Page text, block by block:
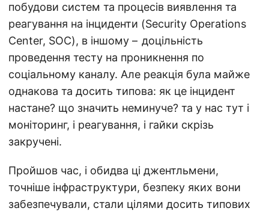
побудови систем та процесів виявлення та
реагування на інциденти (Security Operations
Center, SOC), в іншому – доцільність
проведення тесту на проникнення по
соціальному каналу. Але реакція була майже
однакова та досить типова: як це інцидент
настане? що значить неминуче? та у нас тут і
моніторинг, і реагування, і гайки скрізь
закручені.
Пройшов час, і обидва ці джентльмени,
точніше інфраструктури, безпеку яких вони
забезпечували, стали цілями досить типових